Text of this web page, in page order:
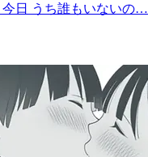
日 うち誰もいないの…